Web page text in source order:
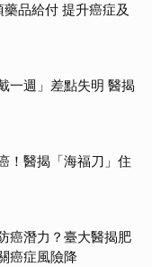
品給付 提升癌症及
一週」差點失明 醫揭
！醫揭「海福刀」住
癌潛力？臺大醫揭肥
癌症風險降